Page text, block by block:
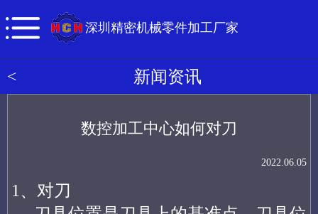
深圳精密机械零件加工厂家
< 新闻资讯
数控加工中心如何对刀
2022.06.05
1、对刀